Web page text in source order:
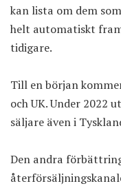
kan lista om dem
helt automatiskt
tidigare.
Till en början
och UK. Under
säljare även i
Den andra